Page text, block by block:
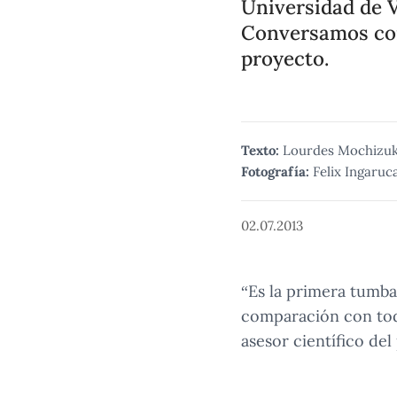
Universidad de
Conversamos
proyecto.
Texto: Lourdes
Fotografía: Felix
02.07.2013
“Es la primera
comparación con
asesor científico del